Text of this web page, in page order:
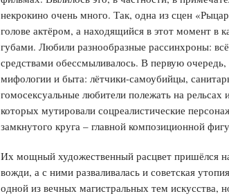
некрокино очень много. Так, одна из сцен
голове актёром, а находящийся в этот момент в
губами. Любили разнообразные рассинхроны:
средствами обессмыливалось. В первую
мифологии и быта: лётчики-самоубийцы,
гомосексуальные любители полежать на
которых мутировали соцреалистические
замкнутого круга – главной композиционной
Их мощный художественный расцвет пришёлся
вожди, а с ними разваливалась и советская
одной из вечных магистральных тем искусства,